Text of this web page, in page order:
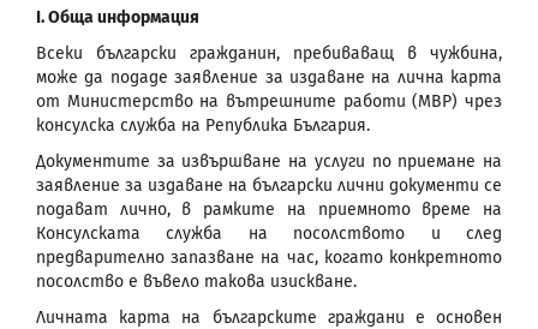
І. Обща информация
Всеки български гражданин, пребиваващ в чужбина,
може да подаде заявление за издаване на лична карта
от Министерство на вътрешните работи (МВР) чрез
консулска служба на Република България.
Документите за извършване на услуги по приемане на
заявление за издаване на български лични документи се
подават лично, в рамките на приемното време на
Консулската служба на посолството и след
предварително запазване на час, когато конкретното
посолство е въвело такова изискване.
Личната карта на българските граждани е основен